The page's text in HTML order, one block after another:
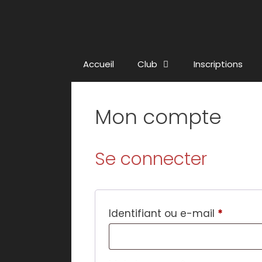
Accueil Club Inscriptions
Mon compte
Se connecter
Identifiant ou e-mail *